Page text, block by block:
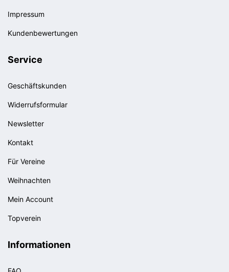
Impressum
Kundenbewertungen
Service
Geschäftskunden
Widerrufsformular
Newsletter
Kontakt
Für Vereine
Weihnachten
Mein Account
Topverein
Informationen